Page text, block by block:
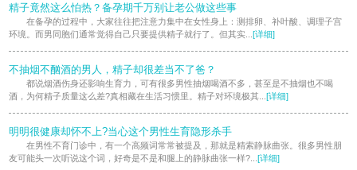
精子竟然这么怕热？备孕期千万别让老公做这些事
在备孕的过程中，大家往往把注意力集中在女性身上：测排卵、补叶酸、调理子宫
环境。而男同胞们通常觉得自己只要提供精子就行了。但其实... [详细]
不抽烟不酗酒的男人，精子却很差当不了爸？
都说烟酒伤身还影响生育力，可有很多男性抽烟喝酒不多，甚至是不抽烟也不喝
酒，为何精子质量这么差?真相藏在生活习惯里。精子对环境极其... [详细]
明明很健康却怀不上?当心这个男性生育隐形杀手
在男性不育门诊中，有一个高频词常常被提及，那就是精索静脉曲张。很多男性朋
友可能头一次听说这个词，好奇是不是和腿上的静脉曲张一样?... [详细]